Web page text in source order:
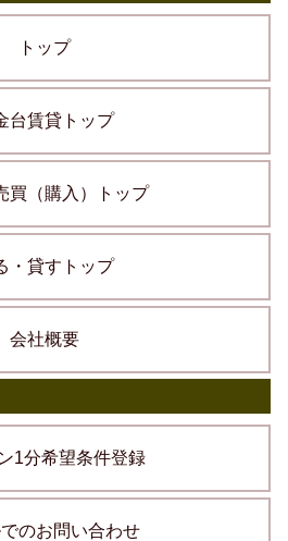
トップ
台賃貸トップ
買（購入）トップ
・貸すトップ
会社概要
1分希望条件登録
でのお問い合わせ